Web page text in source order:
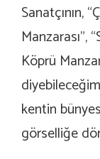
Sanatçının,
Manzarası”,
Köprü
kentin
görselliğe